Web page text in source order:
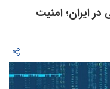
ایران؛ امنیت